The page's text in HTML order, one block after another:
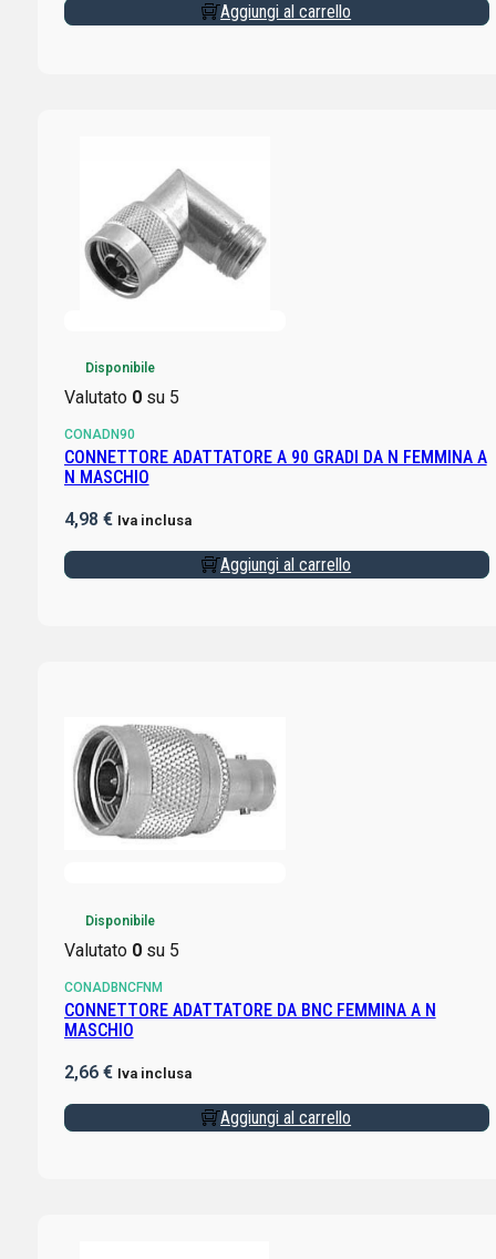
Aggiungi al carrello
Disponibile
Valutato 0su 5
CONADN90
CONNETTORE ADATTATORE A 90 GRADI DA N FEMMINA A
N MASCHIO
4,98 € Iva inclusa
Aggiungi al carrello
Disponibile
Valutato 0su 5
CONADBNCFNM
CONNETTORE ADATTATORE DA BNC FEMMINA A N
MASCHIO
2,66 € Iva inclusa
Aggiungi al carrello